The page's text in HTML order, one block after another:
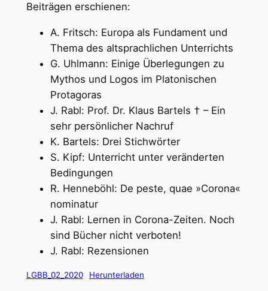
Beiträgen erschienen:
A. Fritsch: Europa als Fundament und
Thema des altsprachlichen Unterrichts
G. Uhlmann: Einige Überlegungen zu
Mythos und Logos im Platonischen
Protagoras
J. Rabl: Prof. Dr. Klaus Bartels † – Ein
sehr persönlicher Nachruf
K. Bartels: Drei Stichwörter
S. Kipf: Unterricht unter veränderten
Bedingungen
R. Henneböhl: De peste, quae »Corona«
nominatur
J. Rabl: Lernen in Corona-Zeiten. Noch
sind Bücher nicht verboten!
J. Rabl: Rezensionen
LGBB_02_2020 Herunterladen